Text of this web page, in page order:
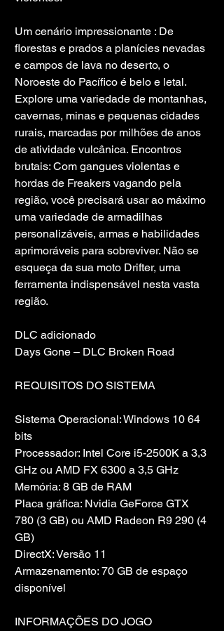
Um cenário impressionante : De
florestas e prados a planícies nevadas
e campos de lava no deserto, o
Noroeste do Pacífico é belo e letal.
Explore uma variedade de montanhas,
cavernas, minas e pequenas cidades
rurais, marcadas por milhões de anos
de atividade vulcânica. Encontros
brutais: Com gangues violentas e
hordas de Freakers vagando pela
região, você precisará usar ao máximo
uma variedade de armadilhas
personalizáveis, armas e habilidades
aprimoráveis ​​para sobreviver. Não se
esqueça da sua moto Drifter, uma
ferramenta indispensável nesta vasta
região.
DLC adicionado
Days Gone – DLC Broken Road
REQUISITOS DO SISTEMA
Sistema Operacional: Windows 10 64
bits
Processador: Intel Core i5-2500K a 3,3
GHz ou AMD FX 6300 a 3,5 GHz
Memória: 8 GB de RAM
Placa gráfica: Nvidia GeForce GTX
780 (3 GB) ou AMD Radeon R9 290 (4
GB)
DirectX: Versão 11
Armazenamento: 70 GB de espaço
disponível
INFORMAÇÕES DO JOGO